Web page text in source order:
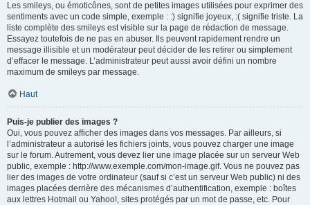
Les smileys, ou émoticônes, sont de petites images utilisées pour exprimer des
sentiments avec un code simple, exemple : :) signifie joyeux, :( signifie triste. La
liste complète des smileys est visible sur la page de rédaction de message.
Essayez toutefois de ne pas en abuser. Ils peuvent rapidement rendre un
message illisible et un modérateur peut décider de les retirer ou simplement
d’effacer le message. L’administrateur peut aussi avoir défini un nombre
maximum de smileys par message.
Haut
Puis-je publier des images ?
Oui, vous pouvez afficher des images dans vos messages. Par ailleurs, si
l’administrateur a autorisé les fichiers joints, vous pouvez charger une image
sur le forum. Autrement, vous devez lier une image placée sur un serveur Web
public, exemple : http://www.exemple.com/mon-image.gif. Vous ne pouvez pas
lier des images de votre ordinateur (sauf si c’est un serveur Web public) ni des
images placées derrière des mécanismes d’authentification, exemple : boîtes
aux lettres Hotmail ou Yahoo!, sites protégés par un mot de passe, etc. Pour